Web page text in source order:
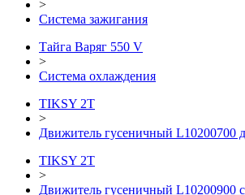
>
Система зажигания
Тайга Варяг 550 V
>
Система охлаждения
TIKSY 2T
>
Движитель гусеничный L10200700
TIKSY 2T
>
Движитель гусеничный L10200900